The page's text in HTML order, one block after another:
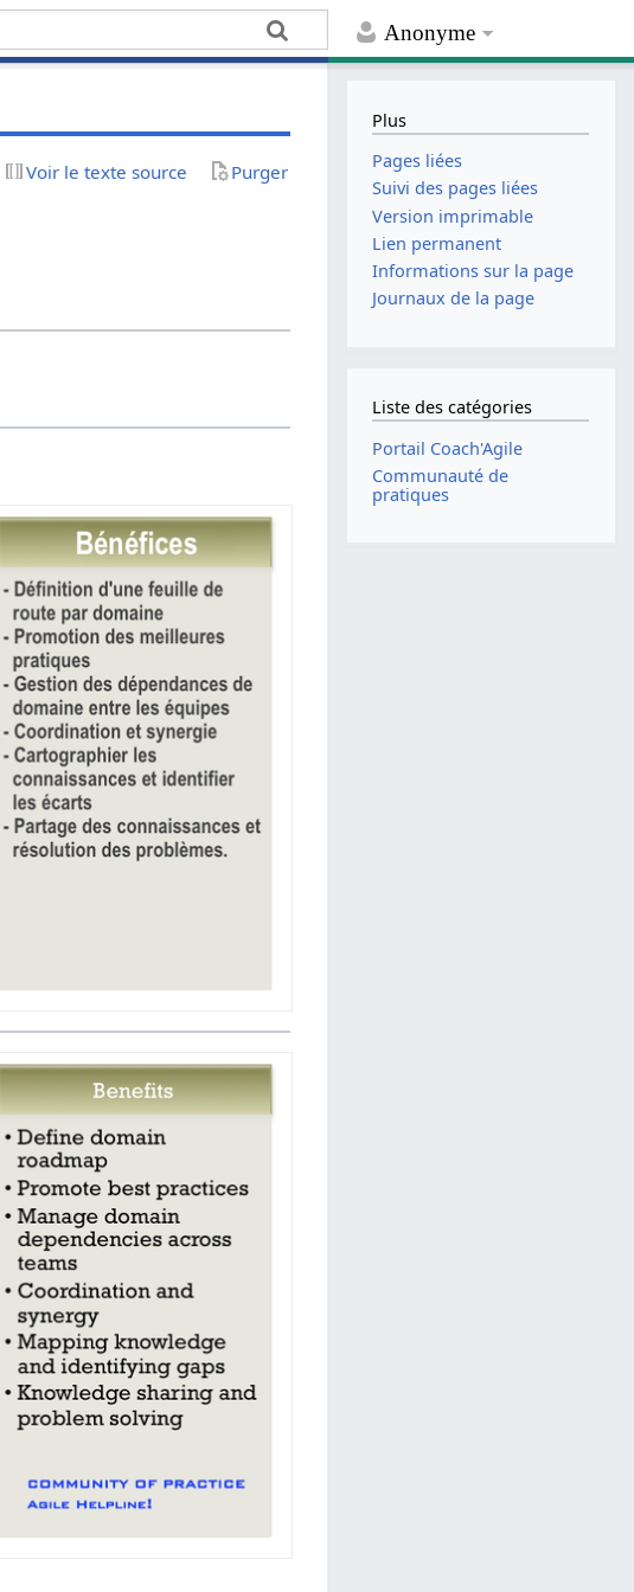
Anonyme
Voir le texte source Purger
Plus
Pages liées
Suivi des pages liées
Version imprimable
Lien permanent
Informations sur la page
Journaux de la page
Liste des catégories
Portail Coach'Agile
Communauté de
pratiques